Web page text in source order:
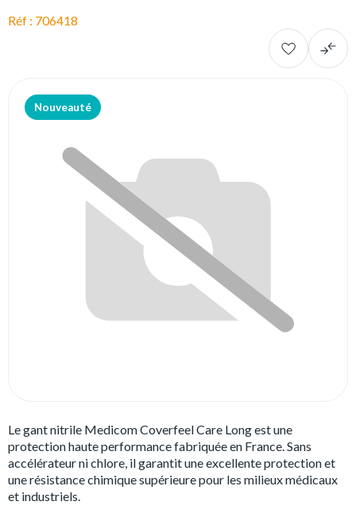
Réf : 706418
Nouveauté
Le gant nitrile Medicom Coverfeel Care Long est une
protection haute performance fabriquée en France. Sans
accélérateur ni chlore, il garantit une excellente protection et
une résistance chimique supérieure pour les milieux médicaux
et industriels.